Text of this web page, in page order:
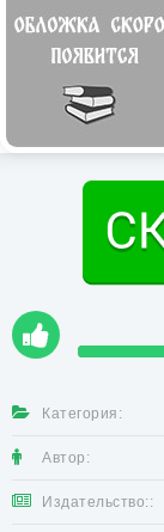
Категория:
Автор:
Издательство::